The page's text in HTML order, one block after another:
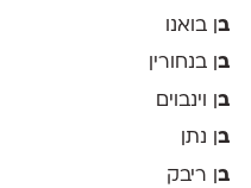
בן בואנו
בן בנחורין
בן וינבוים
בן נתן
בן ריבק